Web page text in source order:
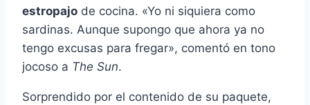
estropajo de cocina. «Yo ni siquiera como
sardinas. Aunque supongo que ahora ya no
tengo excusas para fregar», comentó en tono
jocoso a The Sun.
Sorprendido por el contenido de su paquete,